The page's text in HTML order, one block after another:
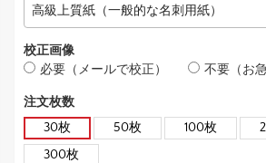
校正画像
必要（メールで校正）
不要（お
注文枚数
30枚
50枚 100枚
300枚